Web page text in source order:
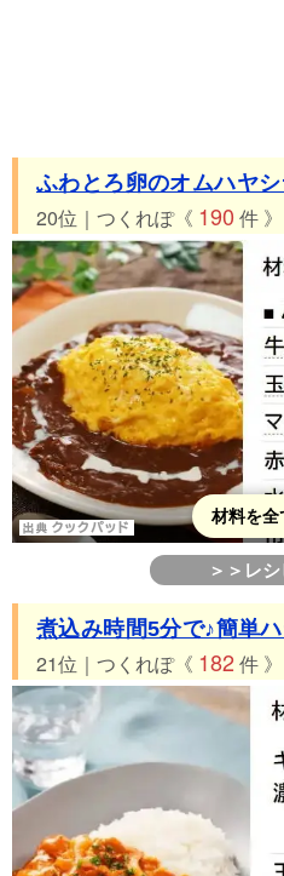
ふわとろ卵のオムハヤ
20位｜つくれぽ《 190 件 》
材料を全
＞＞レ
煮込み時間5分で♪簡単
21位｜つくれぽ《 182 件 》